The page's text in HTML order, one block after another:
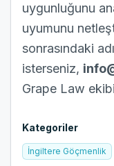
uygunluğunu
uyumunu
sonrasındaki
isterseniz,
Grape Law
Kategoriler
İngiltere Göçmenlik